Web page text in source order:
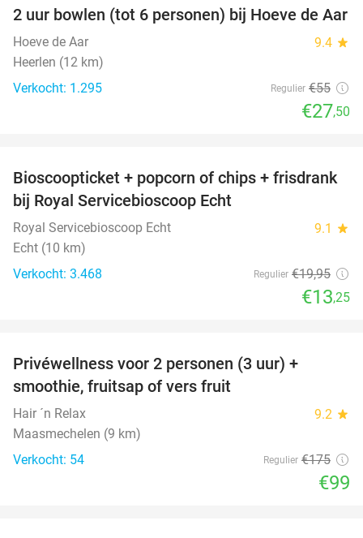
50%
2 uur bowlen (tot 6 personen) bij Hoeve de Aar
Hoeve de Aar 9.4 star
Heerlen (12 km)
Verkocht: 1.295
Regulier €55
€27,50
34%
Bioscoopticket + popcorn of chips + frisdrank
bij Royal Servicebioscoop Echt
Royal Servicebioscoop Echt 9.1 star
Echt (10 km)
Verkocht: 3.468
Regulier €19,95
€13,25
Privéwellness voor 2 personen (3 uur) +
smoothie, fruitsap of vers fruit
Hair ´n Relax 9.2 star
Maasmechelen (9 km)
Verkocht: 54
Regulier €175
€99